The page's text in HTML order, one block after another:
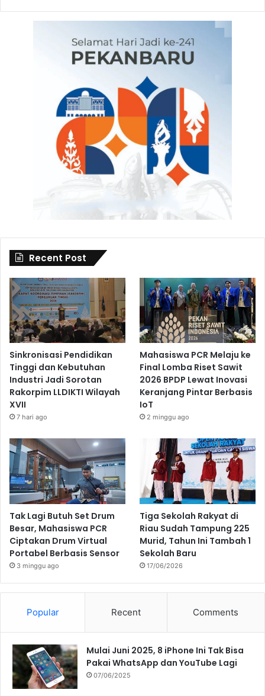
Recent Post
Sinkronisasi Pendidikan
Tinggi dan Kebutuhan
Industri Jadi Sorotan
Rakorpim LLDIKTI Wilayah
XVII
7 hari ago
Mahasiswa PCR Melaju ke
Final Lomba Riset Sawit
2026 BPDP Lewat Inovasi
Keranjang Pintar Berbasis
IoT
2 minggu ago
Tak Lagi Butuh Set Drum
Besar, Mahasiswa PCR
Ciptakan Drum Virtual
Portabel Berbasis Sensor
3 minggu ago
Tiga Sekolah Rakyat di
Riau Sudah Tampung 225
Murid, Tahun Ini Tambah 1
Sekolah Baru
17/06/2026
Popular Recent Comments
Mulai Juni 2025, 8 iPhone Ini Tak Bisa
Pakai WhatsApp dan YouTube Lagi
07/06/2025